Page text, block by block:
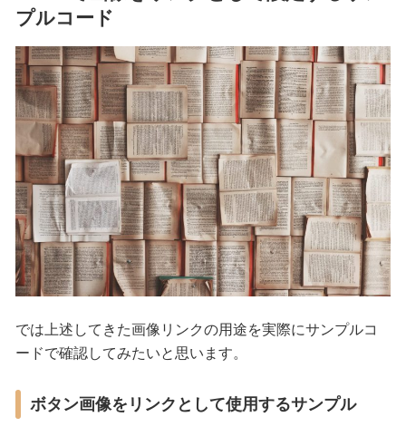
プルコード
では上述してきた画像リンクの用途を実際にサンプルコ
ードで確認してみたいと思います。
ボタン画像をリンクとして使用するサンプル